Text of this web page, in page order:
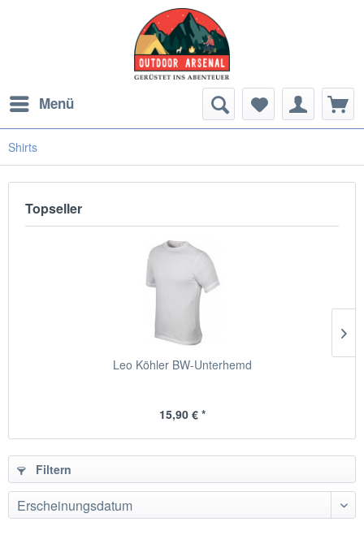
Menü
Shirts
Topseller
Leo Köhler BW-Unterhemd
15,90 € *
Filtern